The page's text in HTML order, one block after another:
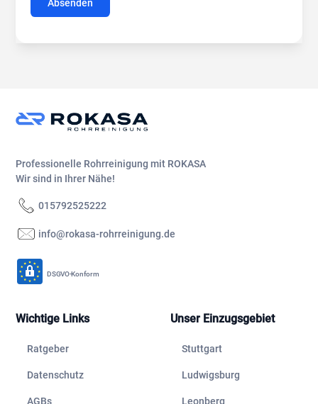
Professionelle Rohrreinigung mit ROKASA
Wir sind in Ihrer Nähe!
015792525222
info@rokasa-rohrreinigung.de
DSGVO-Konform
Wichtige Links
Ratgeber
Datenschutz
AGBs
Unser Einzugsgebiet
Stuttgart
Ludwigsburg
Leonberg